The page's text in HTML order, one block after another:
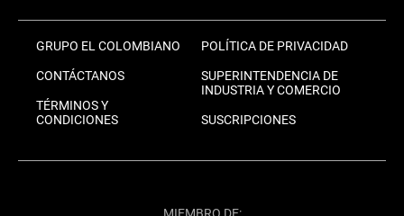
GRUPO EL COLOMBIANO
CONTÁCTANOS
TÉRMINOS Y
CONDICIONES
POLÍTICA DE PRIVACIDAD
SUPERINTENDENCIA DE
INDUSTRIA Y COMERCIO
SUSCRIPCIONES